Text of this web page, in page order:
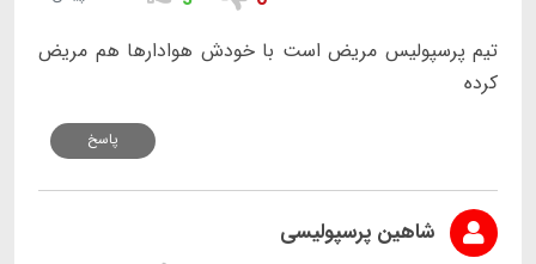
تیم پرسپولیس مریض است با خودش هوادارها هم مریض
کرده
پاسخ
شاهین پرسپولیسی